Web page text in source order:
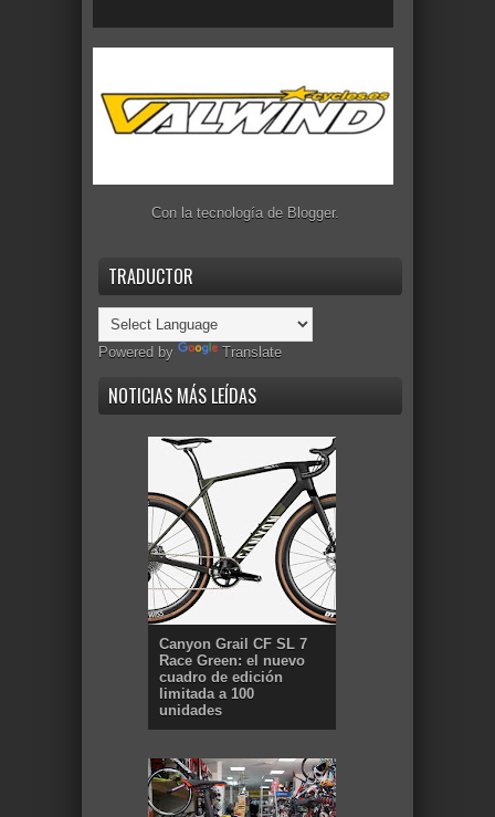
Con la tecnología de Blogger.
TRADUCTOR
Powered by Translate
NOTICIAS MÁS LEÍDAS
Canyon Grail CF SL 7
Race Green: el nuevo
cuadro de edición
limitada a 100
unidades